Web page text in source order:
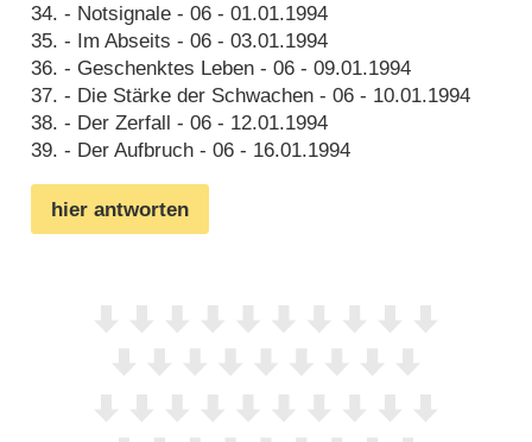
34. - Notsignale - 06 - 01.01.1994
35. - Im Abseits - 06 - 03.01.1994
36. - Geschenktes Leben - 06 - 09.01.1994
37. - Die Stärke der Schwachen - 06 - 10.01.1994
38. - Der Zerfall - 06 - 12.01.1994
39. - Der Aufbruch - 06 - 16.01.1994
hier antworten